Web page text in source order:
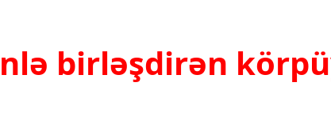
Mədəniyyətimizin Zəfəri
Kənd
birləşdirən